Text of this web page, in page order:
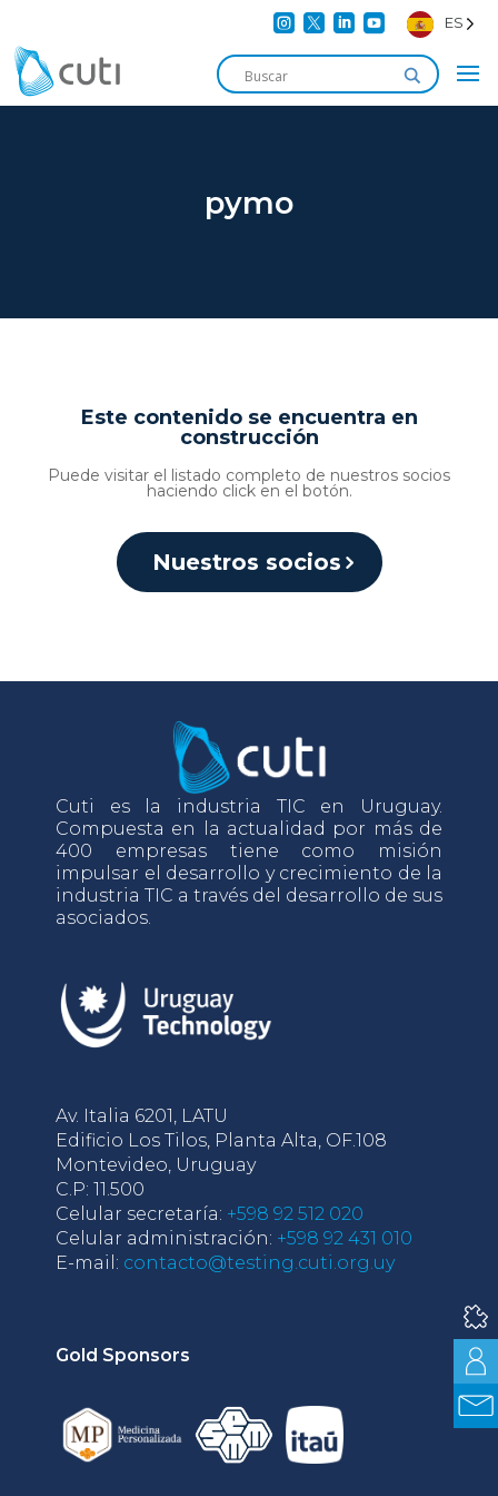
    ES
pymo
Este contenido se encuentra en
construcción
Puede visitar el listado completo de nuestros socios
haciendo click en el botón.
Nuestros socios
Cuti es la industria TIC en Uruguay.
Compuesta en la actualidad por más de
400 empresas tiene como misión
impulsar el desarrollo y crecimiento de la
industria TIC a través del desarrollo de sus
asociados.
Av. Italia 6201, LATU
Edificio Los Tilos, Planta Alta, OF.108
Montevideo, Uruguay
C.P: 11.500
Celular secretaría: +598 92 512 020
Celular administración: +598 92 431 010
E-mail: contacto@testing.cuti.org.uy
Gold Sponsors